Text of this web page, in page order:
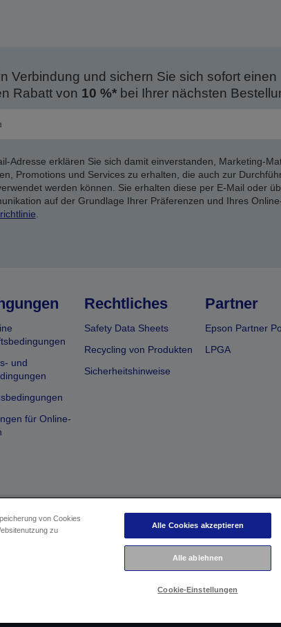
Verbindung und sichern Sie sich sofort einen
Rabatt von 10 %*bei Ihrer nächsten
Adresse erklären Sie sich damit einverstanden, Marketing-
Promotions und Services zu erhalten, die auch zur
werden können. Sie erhalten diese per E-Mail oder
auf der Grundlage Ihrer Präferenzen und Ihres
und
für Online-
Rechtliches
Safety Data Sheets
Recycling von Produkten
Sicherheitshinweise
Partner
Epson Partner
LPGA
Datenschutzrichtlinie
von Cookies
zu
Alle Cookies akzeptieren
Alle ablehnen
Cookie-Einstellungen